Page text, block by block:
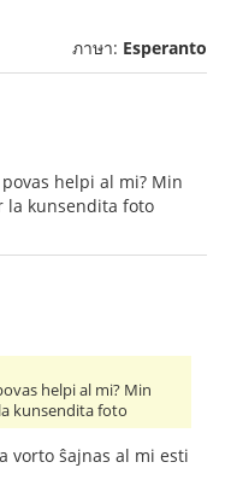
ภาษา: Esperanto
helpi al mi? Min
la kunsendita foto
helpi al mi? Min
kunsendita foto
vorto ŝajnas al mi esti